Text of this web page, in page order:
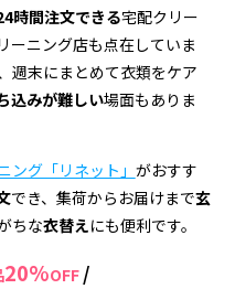
時間注文できる宅配クリー
ーニング店も点在していま
週末にまとめて衣類をケア
込みが難しい場面もありま
ング「リネット」 がおすす
でき、集荷からお届けまで玄
ちな衣替えにも便利です。
20%OFF /